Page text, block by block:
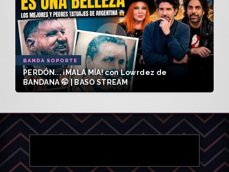
BANDA SOPORTE
PERDÓN... ¡MALA MÍA! con Lowrdez de
BANDANA 🤭 | BASO STREAM